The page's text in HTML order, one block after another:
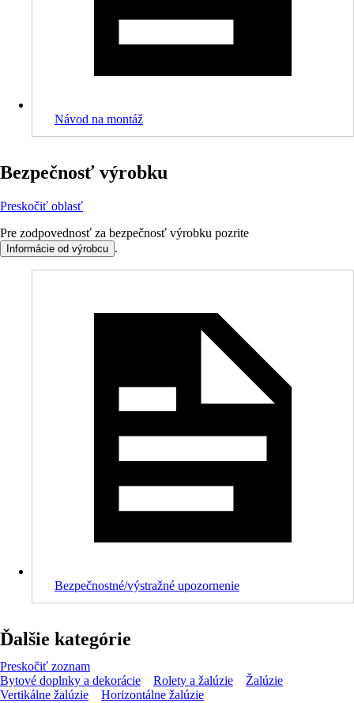
Návod na montáž
Bezpečnosť výrobku
Preskočiť oblasť
Pre zodpovednosť za bezpečnosť výrobku pozrite
Informácie od výrobcu .
Bezpečnostné/výstražné upozornenie
Ďalšie kategórie
Preskočiť zoznam
Bytové doplnky a dekorácie
Rolety a žalúzie
Žalúzie
Vertikálne žalúzie
Horizontálne žalúzie